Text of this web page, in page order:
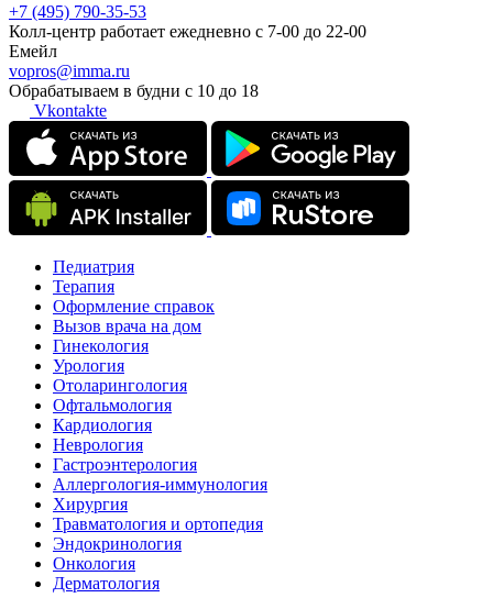
+7 (495) 790-35-53
Колл-центр работает ежедневно с 7-00 до 22-00
Емейл
vopros@imma.ru
Обрабатываем в будни с 10 до 18
Vkontakte
Педиатрия
Терапия
Оформление справок
Вызов врача на дом
Гинекология
Урология
Отоларингология
Офтальмология
Кардиология
Неврология
Гастроэнтерология
Аллергология-иммунология
Хирургия
Травматология и ортопедия
Эндокринология
Онкология
Дерматология